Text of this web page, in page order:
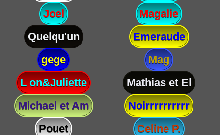
Joel
Magalie
Quelqu'un
Emeraude
gege
Mag
L on&Juliette
Mathias et El
Michael et Am
Noirrrrrrrrrr
Pouet
Celine P.